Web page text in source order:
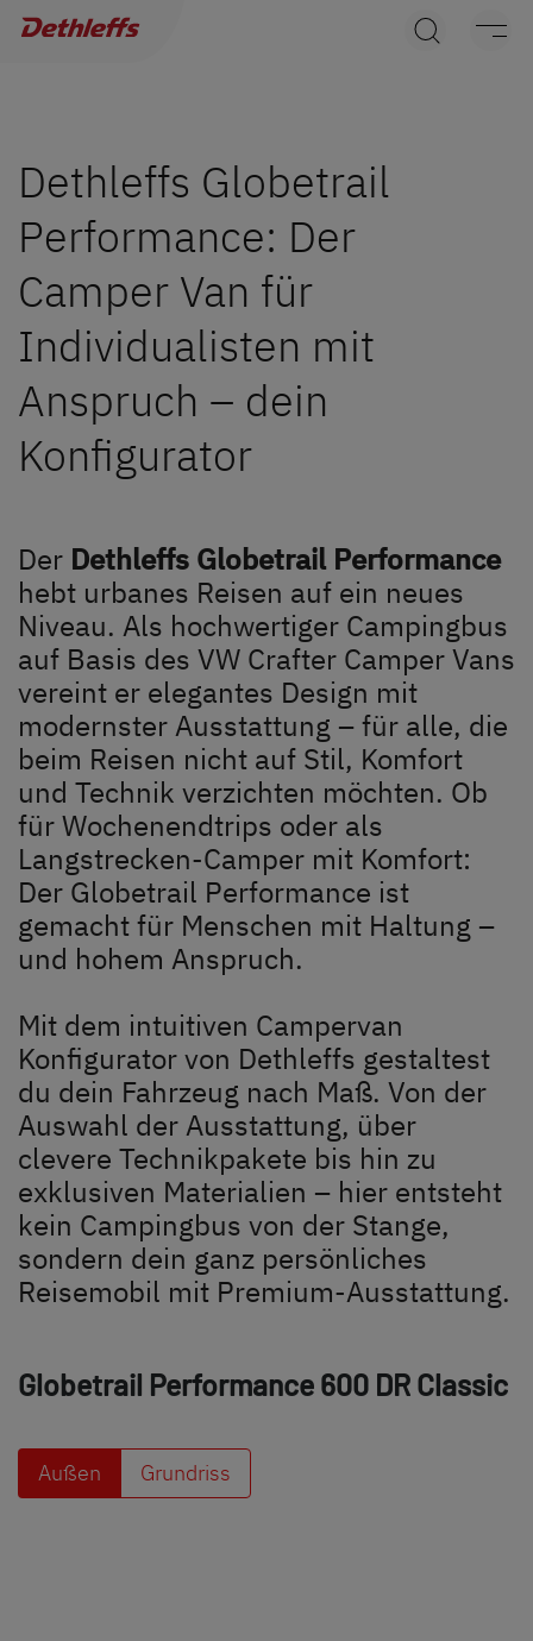
Wohnmobile
Camper Vans
Dethleffs Original Zubehör
Service
Dethleffs Versprechen
Reiselust
Unternehmen
Händlersuche
Fahrzeugbörse
Blog
Dethleffs Globetrail
Performance: Der
Camper Van für
Individualisten mit
Anspruch – dein
Konfigurator
Der Dethleffs Globetrail Performance
hebt urbanes Reisen auf ein neues
Niveau. Als hochwertiger Campingbus
auf Basis des VW Crafter Camper Vans
vereint er elegantes Design mit
modernster Ausstattung – für alle, die
beim Reisen nicht auf Stil, Komfort
und Technik verzichten möchten. Ob
für Wochenendtrips oder als
Langstrecken-Camper mit Komfort:
Der Globetrail Performance ist
gemacht für Menschen mit Haltung –
und hohem Anspruch.
Mit dem intuitiven Campervan
Konfigurator von Dethleffs gestaltest
du dein Fahrzeug nach Maß. Von der
Auswahl der Ausstattung, über
clevere Technikpakete bis hin zu
exklusiven Materialien – hier entsteht
kein Campingbus von der Stange,
sondern dein ganz persönliches
Reisemobil mit Premium-Ausstattung.
Globetrail Performance 600 DR Classic
Außen Grundriss
Dethleffs Händlersuche
Finde den Dethleffs Händler in deiner Nähe